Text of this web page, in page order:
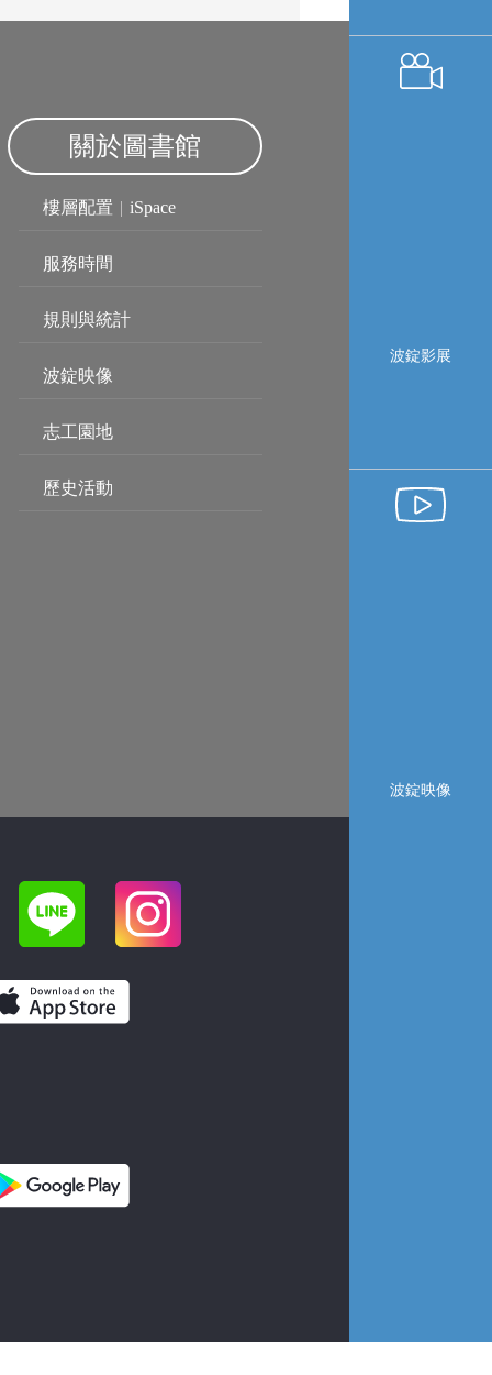
波錠影展
波錠映像
關於圖書館
樓層配置 | iSpace
服務時間
規則與統計
波錠映像
志工園地
歷史活動